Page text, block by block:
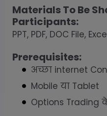
Materials To Be
Participants:
PPT, PDF, DOC File,
Prerequisites:
अच्छा internet
Mobile या Tablet
Options Trading